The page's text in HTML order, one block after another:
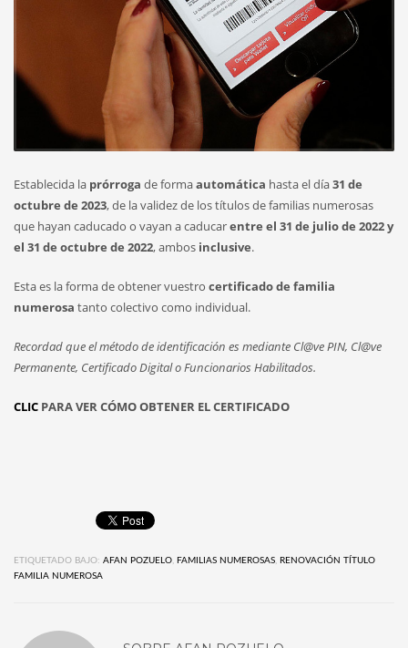
Establecida la prórroga de formaautomática hasta el día31 de
octubre de 2023, de la validez de los títulos de familias numerosas
que hayan caducado o vayan a caducarentre el 31 de julio de 2022 y
el 31 de octubre de 2022, ambos inclusive.
Esta es la forma de obtener vuestro certificado de familia
numerosa tanto colectivo como individual.
Recordad que el método de identificación es mediante Cl@ve PIN, Cl@ve
Permanente, Certificado Digital o Funcionarios Habilitados.
CLIC PARA VER CÓMO OBTENER EL CERTIFICADO
ETIQUETADO BAJO: AFAN POZUELO FAMILIAS NUMEROSAS
RENOVACIÓN TÍTULO
FAMILIA NUMEROSA